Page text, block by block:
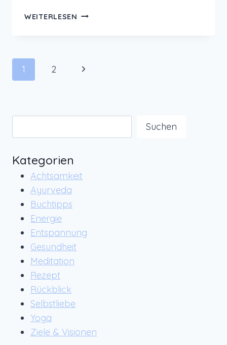
WEITERLESEN YOGA:
UND
Seitennavigation
1 2
Nächste
Suchen
Kategorien
Achtsamkeit
Ayurveda
Buchtipps
Energie
Entspannung
Gesundheit
Meditation
Rezept
Rückblick
Selbstliebe
Yoga
Ziele & Visionen